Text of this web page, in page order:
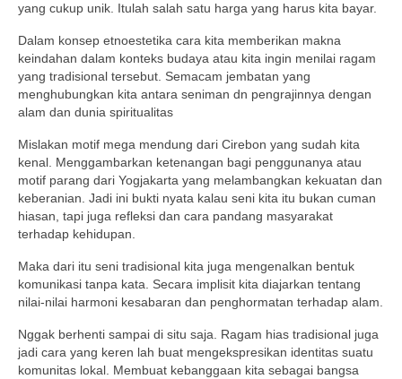
yang cukup unik. Itulah salah satu harga yang harus kita bayar.
Dalam konsep etnoestetika cara kita memberikan makna
keindahan dalam konteks budaya atau kita ingin menilai ragam
yang tradisional tersebut. Semacam jembatan yang
menghubungkan kita antara seniman dn pengrajinnya dengan
alam dan dunia spiritualitas
Mislakan motif mega mendung dari Cirebon yang sudah kita
kenal. Menggambarkan ketenangan bagi penggunanya atau
motif parang dari Yogjakarta yang melambangkan kekuatan dan
keberanian. Jadi ini bukti nyata kalau seni kita itu bukan cuman
hiasan, tapi juga refleksi dan cara pandang masyarakat
terhadap kehidupan.
Maka dari itu seni tradisional kita juga mengenalkan bentuk
komunikasi tanpa kata. Secara implisit kita diajarkan tentang
nilai-nilai harmoni kesabaran dan penghormatan terhadap alam.
Nggak berhenti sampai di situ saja. Ragam hias tradisional juga
jadi cara yang keren lah buat mengekspresikan identitas suatu
komunitas lokal. Membuat kebanggaan kita sebagai bangsa